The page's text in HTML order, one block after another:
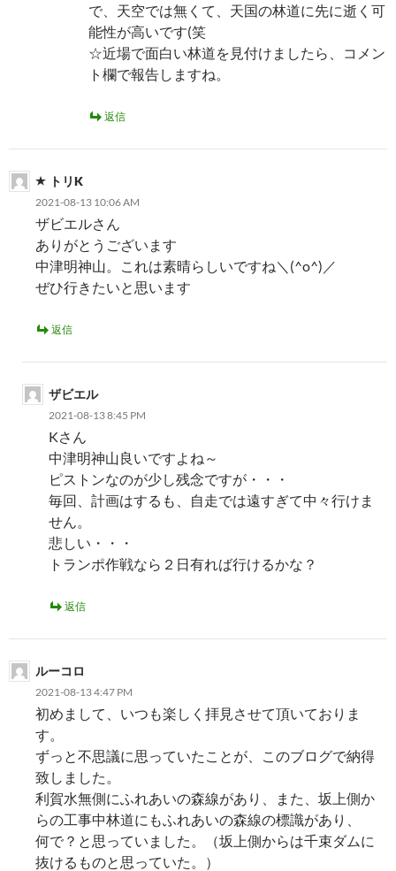
で、天空では無くて、天国の林道に先に逝く可
能性が高いです(笑
☆近場で面白い林道を見付けましたら、コメン
ト欄で報告しますね。
返信
トリK
2021-08-13 10:06 AM
ザビエルさん
ありがとうございます
中津明神山。これは素晴らしいですね＼(^o^)／
ぜひ行きたいと思います
返信
ザビエル
2021-08-13 8:45 PM
Kさん
中津明神山良いですよね～
ピストンなのが少し残念ですが・・・
毎回、計画はするも、自走では遠すぎて中々行けま
せん。
悲しい・・・
トランポ作戦なら２日有れば行けるかな？
返信
ルーコロ
2021-08-13 4:47 PM
初めまして、いつも楽しく拝見させて頂いておりま
す。
ずっと不思議に思っていたことが、このブログで納得
致しました。
利賀水無側にふれあいの森線があり、また、坂上側か
らの工事中林道にもふれあいの森線の標識があり、
何で？と思っていました。（坂上側からは千束ダムに
抜けるものと思っていた。）